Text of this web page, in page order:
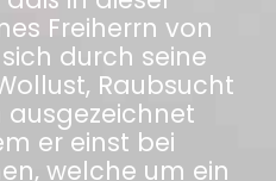
Freiherrn von
durch seine
Raubsucht
ausgezeichnet
er einst bei
welche um ein